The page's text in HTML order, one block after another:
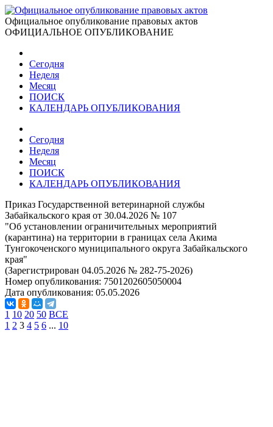
Официальное опубликование правовых актов
ОФИЦИАЛЬНОЕ ОПУБЛИКОВАНИЕ
Сегодня
Неделя
Месяц
ПОИСК
КАЛЕНДАРЬ ОПУБЛИКОВАНИЯ
Сегодня
Неделя
Месяц
ПОИСК
КАЛЕНДАРЬ ОПУБЛИКОВАНИЯ
Приказ Государственной ветеринарной службы
Забайкальского края от 30.04.2026 № 107
"Об установлении ограничительных мероприятий
(карантина) на территории в границах села Акима
Тунгокоченского муниципального округа Забайкальского
края"
(Зарегистрирован 04.05.2026 № 282-75-2026)
Номер опубликования: 7501202605050004
Дата опубликования: 05.05.2026
1 10 20 50 ВСЕ
1 2 3 4 5 6 ... 10